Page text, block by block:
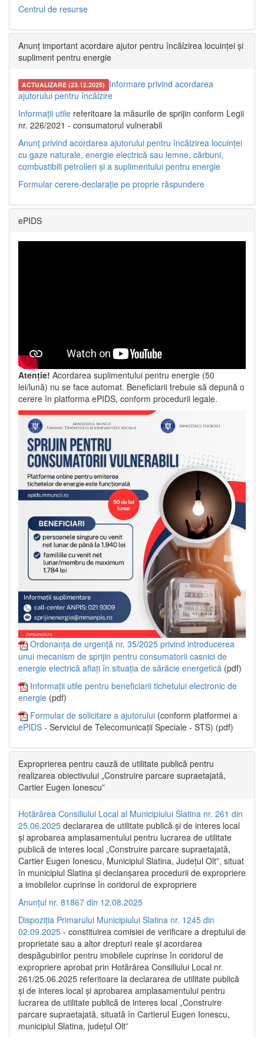
Centrul de resurse
Anunț important acordare ajutor pentru încălzirea locuinței și
supliment pentru energie
ACTUALIZARE (23.12.2025) Informare privind acordarea
ajutorului pentru încălzire
Informații utile referitoare la măsurile de sprijin conform Legii
nr. 226/2021 - consumatorul vulnerabil
Anunț privind acordarea ajutorului pentru încălzirea locuinței
cu gaze naturale, energie electrică sau lemne, cărbuni,
combustibili petrolieri și a suplimentului pentru energie
Formular cerere-declarație pe proprie răspundere
ePIDS
Atenție! Acordarea suplimentului pentru energie (50
lei/lună) nu se face automat. Beneficiarii trebuie să depună o
cerere în platforma ePIDS, conform procedurii legale.
Ordonanța de urgență nr. 35/2025 privind introducerea
unui mecanism de sprijin pentru consumatorii casnici de
energie electrică aflați în situația de sărăcie energetică (pdf)
Informații utile pentru beneficiarii tichetului electronic de
energie (pdf)
Formular de solicitare a ajutorului (conform platformei a
ePIDS - Serviciul de Telecomunicații Speciale - STS) (pdf)
Exproprierea pentru cauză de utilitate publică pentru
realizarea obiectivului „Construire parcare supraetajată,
Cartier Eugen Ionescu”
Hotărârea Consiliului Local al Municipiului Slatina nr. 261 din
25.06.2025 declararea de utilitate publică și de interes local
și aprobarea amplasamentului pentru lucrarea de utilitate
publică de interes local „Construire parcare supraetajată,
Cartier Eugen Ionescu, Municipiul Slatina, Județul Olt”, situat
în municipiul Slatina și declanșarea procedurii de expropriere
a imobilelor cuprinse în coridorul de expropriere
Anunțul nr. 81867 din 12.08.2025
Dispoziția Primarului Municipiului Slatina nr. 1245 din
02.09.2025 - constituirea comisiei de verificare a dreptului de
proprietate sau a altor drepturi reale și acordarea
despăgubirilor pentru imobilele cuprinse în coridorul de
expropriere aprobat prin Hotărârea Consiliului Local nr.
261/25.06.2025 referitoare la declararea de utilitate publică
și de interes local și aprobarea amplasamentului pentru
lucrarea de utilitate publică de interes local „Construire
parcare supraetajată, situată în Cartierul Eugen Ionescu,
municipiul Slatina, județul Olt”